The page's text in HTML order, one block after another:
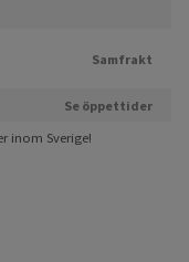
Samfrakt
Se öppettider
inom Sverige!